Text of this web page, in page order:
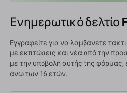
Ενημερωτικό δελτίο
Εγγραφείτε για να λαμβάνετε
με εκπτώσεις και νέα από την
με την υποβολή αυτής της φόρμας,
άνω των 16 ετών.